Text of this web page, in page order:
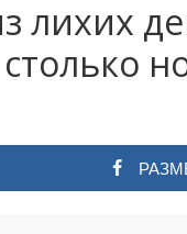
лихих